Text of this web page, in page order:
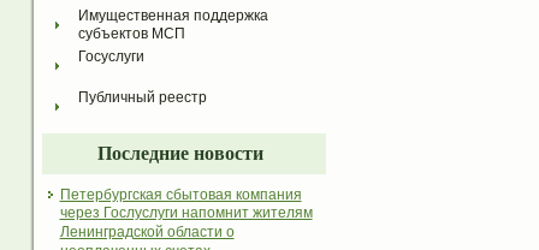
Имущественная поддержка
субъектов МСП
Госуслуги
Публичный реестр
Последние новости
Петербургская сбытовая компания
через Гослуслуги напомнит жителям
Ленинградской области о